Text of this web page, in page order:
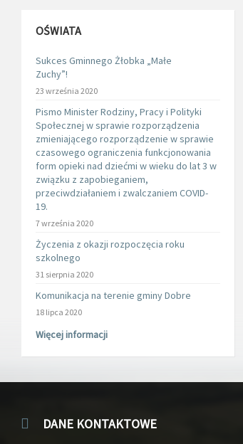
OŚWIATA
Sukces Gminnego Żłobka „Małe
Zuchy”!
23 września 2020
Pismo Minister Rodziny, Pracy i Polityki
Społecznej w sprawie rozporządzenia
zmieniającego rozporządzenie w sprawie
czasowego ograniczenia funkcjonowania
form opieki nad dziećmi w wieku do lat 3 w
związku z zapobieganiem,
przeciwdziałaniem i zwalczaniem COVID-
19.
7 września 2020
Życzenia z okazji rozpoczęcia roku
szkolnego
31 sierpnia 2020
Komunikacja na terenie gminy Dobre
18 lipca 2020
Więcej informacji
DANE KONTAKTOWE